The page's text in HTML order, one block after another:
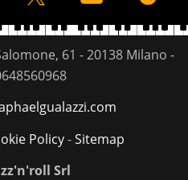
61 - 20138 Milano -
Policy-Sitemap
Srl